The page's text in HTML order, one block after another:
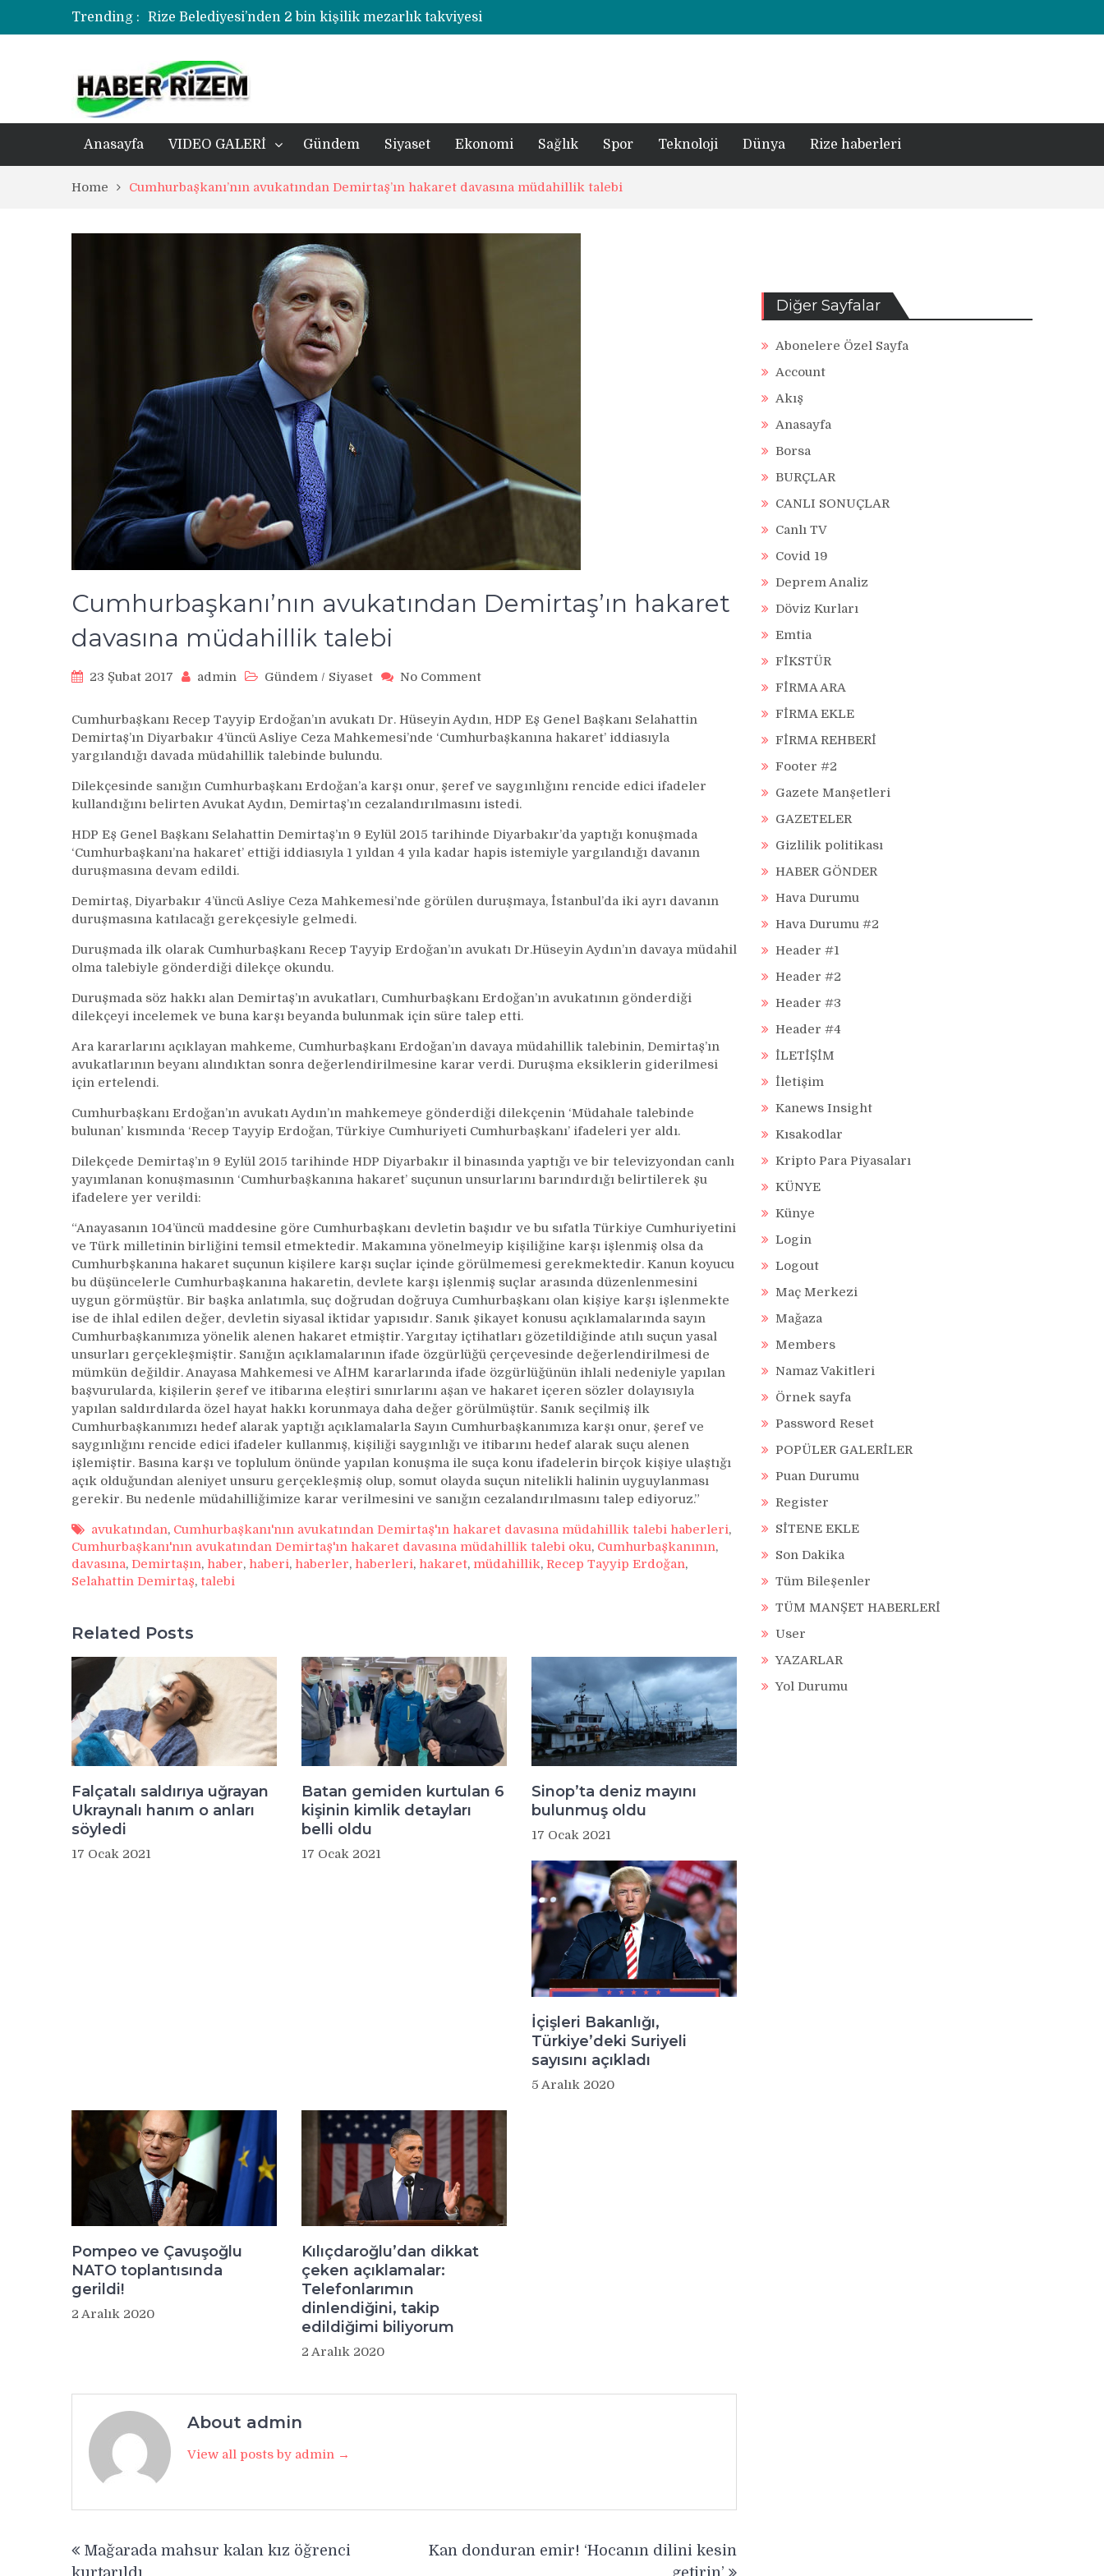
Trending :
korozyonlu alandaki kentsel dönüşümde yer teslimi yıl sonu
Rize’de uyuşturucu operasyonunda 1 şüpheli tutuklandı
Anasayfa VIDEO GALERİ Gündem Siyaset Ekonomi Sağlık Spor Teknoloji Dünya Rize haberleri
Home Cumhurbaşkanı’nın avukatından Demirtaş’ın hakaret davasına müdahillik talebi
Cumhurbaşkanı’nın avukatından Demirtaş’ın hakaret
davasına müdahillik talebi
23 Şubat 2017 admin Gündem / Siyaset No Commenton
Demirtaş’ın
hakaret
müdahillik
talebi
Cumhurbaşkanı Recep Tayyip Erdoğan’ın avukatı Dr. Hüseyin Aydın, HDP Eş Genel Başkanı Selahattin
Demirtaş’ın Diyarbakır 4’üncü Asliye Ceza Mahkemesi’nde ‘Cumhurbaşkanına hakaret’ iddiasıyla
yargılandığı davada müdahillik talebinde bulundu.
Dilekçesinde sanığın Cumhurbaşkanı Erdoğan’a karşı onur, şeref ve saygınlığını rencide edici ifadeler
kullandığını belirten Avukat Aydın, Demirtaş’ın cezalandırılmasını istedi.
HDP Eş Genel Başkanı Selahattin Demirtaş’ın 9 Eylül 2015 tarihinde Diyarbakır’da yaptığı konuşmada
‘Cumhurbaşkanı’na hakaret’ ettiği iddiasıyla 1 yıldan 4 yıla kadar hapis istemiyle yargılandığı davanın
duruşmasına devam edildi.
Demirtaş, Diyarbakır 4’üncü Asliye Ceza Mahkemesi’nde görülen duruşmaya, İstanbul’da iki ayrı davanın
duruşmasına katılacağı gerekçesiyle gelmedi.
Duruşmada ilk olarak Cumhurbaşkanı Recep Tayyip Erdoğan’ın avukatı Dr.Hüseyin Aydın’ın davaya müdahil
olma talebiyle gönderdiği dilekçe okundu.
Duruşmada söz hakkı alan Demirtaş’ın avukatları, Cumhurbaşkanı Erdoğan’ın avukatının gönderdiği
dilekçeyi incelemek ve buna karşı beyanda bulunmak için süre talep etti.
Ara kararlarını açıklayan mahkeme, Cumhurbaşkanı Erdoğan’ın davaya müdahillik talebinin, Demirtaş’ın
avukatlarının beyanı alındıktan sonra değerlendirilmesine karar verdi. Duruşma eksiklerin giderilmesi
için ertelendi.
Cumhurbaşkanı Erdoğan’ın avukatı Aydın’ın mahkemeye gönderdiği dilekçenin ‘Müdahale talebinde
bulunan’ kısmında ‘Recep Tayyip Erdoğan, Türkiye Cumhuriyeti Cumhurbaşkanı’ ifadeleri yer aldı.
Dilekçede Demirtaş’ın 9 Eylül 2015 tarihinde HDP Diyarbakır il binasında yaptığı ve bir televizyondan canlı
yayımlanan konuşmasının ‘Cumhurbaşkanına hakaret’ suçunun unsurlarını barındırdığı belirtilerek şu
ifadelere yer verildi:
“Anayasanın 104’üncü maddesine göre Cumhurbaşkanı devletin başıdır ve bu sıfatla Türkiye Cumhuriyetini
ve Türk milletinin birliğini temsil etmektedir. Makamına yönelmeyip kişiliğine karşı işlenmiş olsa da
Cumhurbşkanına hakaret suçunun kişilere karşı suçlar içinde görülmemesi gerekmektedir. Kanun koyucu
bu düşüncelerle Cumhurbaşkanına hakaretin, devlete karşı işlenmiş suçlar arasında düzenlenmesini
uygun görmüştür. Bir başka anlatımla, suç doğrudan doğruya Cumhurbaşkanı olan kişiye karşı işlenmekte
ise de ihlal edilen değer, devletin siyasal iktidar yapısıdır. Sanık şikayet konusu açıklamalarında sayın
Cumhurbaşkanımıza yönelik alenen hakaret etmiştir. Yargıtay içtihatları gözetildiğinde atılı suçun yasal
unsurları gerçekleşmiştir. Sanığın açıklamalarının ifade özgürlüğü çerçevesinde değerlendirilmesi de
mümkün değildir. Anayasa Mahkemesi ve AİHM kararlarında ifade özgürlüğünün ihlali nedeniyle yapılan
başvurularda, kişilerin şeref ve itibarına eleştiri sınırlarını aşan ve hakaret içeren sözler dolayısıyla
yapılan saldırdılarda özel hayat hakkı korunmaya daha değer görülmüştür. Sanık seçilmiş ilk
Cumhurbaşkanımızı hedef alarak yaptığı açıklamalarla Sayın Cumhurbaşkanımıza karşı onur, şeref ve
saygınlığını rencide edici ifadeler kullanmış, kişiliği saygınlığı ve itibarını hedef alarak suçu alenen
işlemiştir. Basına karşı ve toplulum önünde yapılan konuşma ile suça konu ifadelerin birçok kişiye ulaştığı
açık olduğundan aleniyet unsuru gerçekleşmiş olup, somut olayda suçun nitelikli halinin uyguylanması
gerekir. Bu nedenle müdahilliğimize karar verilmesini ve sanığın cezalandırılmasını talep ediyoruz.”
avukatından, Cumhurbaşkanı'nın avukatından Demirtaş'ın hakaret davasına müdahillik talebi haberleri,
Cumhurbaşkanı'nın avukatından Demirtaş'ın hakaret davasına müdahillik talebi oku, Cumhurbaşkanının,
davasına, Demirtaşın, haber, haberi, haberler, haberleri, hakaret, müdahillik, Recep Tayyip Erdoğan,
Selahattin Demirtaş, talebi
Related Posts
Falçatalı saldırıya uğrayan
Ukraynalı hanım o anları
söyledi
17 Ocak 2021
Batan gemiden kurtulan 6
kişinin kimlik detayları
belli oldu
17 Ocak 2021
Sinop’ta deniz mayını
bulunmuş oldu
17 Ocak 2021
İçişleri Bakanlığı,
Türkiye’deki Suriyeli
sayısını açıkladı
5 Aralık 2020
Pompeo ve Çavuşoğlu
NATO toplantısında
gerildi!
2 Aralık 2020
Kılıçdaroğlu’dan dikkat
çeken açıklamalar:
Telefonlarımın
dinlendiğini, takip
edildiğimi biliyorum
2 Aralık 2020
About admin
View all posts by admin →
gezinmesi
Mağarada mahsur kalan kız öğrenci
kurtarıldı
Kan donduran emir! ‘Hocanın dilini kesin
getirin’
Diğer Sayfalar
Abonelere Özel Sayfa
Account
Akış
Anasayfa
Borsa
BURÇLAR
CANLI SONUÇLAR
Canlı TV
Covid 19
Deprem Analiz
Döviz Kurları
Emtia
FİKSTÜR
FİRMA ARA
FİRMA EKLE
FİRMA REHBERİ
Footer #2
Gazete Manşetleri
GAZETELER
Gizlilik politikası
HABER GÖNDER
Hava Durumu
Hava Durumu #2
Header #1
Header #2
Header #3
Header #4
İLETİŞİM
İletişim
Kanews Insight
Kısakodlar
Kripto Para Piyasaları
KÜNYE
Künye
Login
Logout
Maç Merkezi
Mağaza
Members
Namaz Vakitleri
Örnek sayfa
Password Reset
POPÜLER GALERİLER
Puan Durumu
Register
SİTENE EKLE
Son Dakika
Tüm Bileşenler
TÜM MANŞET HABERLERİ
User
YAZARLAR
Yol Durumu